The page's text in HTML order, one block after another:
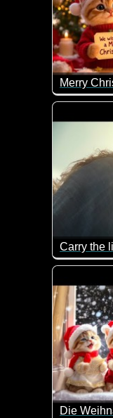
Merry
Ein tolles
Carry the
Auch
Die